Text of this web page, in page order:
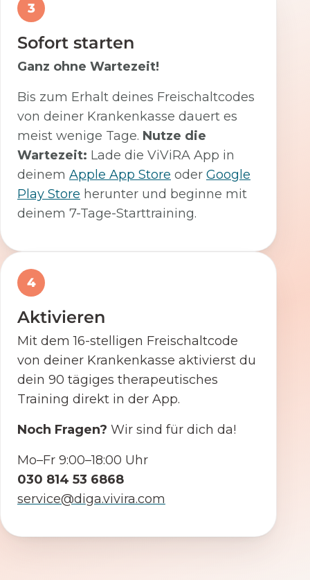
3
Sofort starten
Ganz ohne Wartezeit!
Bis zum Erhalt deines Freischaltcodes
von deiner Krankenkasse dauert es
meist wenige Tage. Nutze die
Wartezeit: Lade die ViViRA App in
deinem Apple App Store oder Google
Play Store herunter und beginne mit
deinem 7-Tage-Starttraining.
4
Aktivieren
Mit dem 16-stelligen Freischaltcode
von deiner Krankenkasse aktivierst du
dein 90 tägiges therapeutisches
Training direkt in der App.
Noch Fragen? Wir sind für dich da!
Mo–Fr 9:00–18:00 Uhr
030 814 53 6868
service@diga.vivira.com